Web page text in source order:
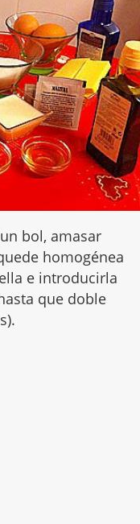
bol, amasar
homogénea
e introducirla
que doble